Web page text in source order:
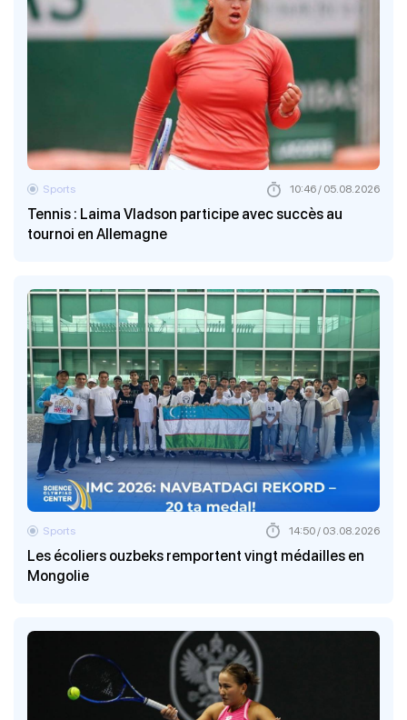
Tennis : Laima Vladson participe avec succès au
tournoi en Allemagne
Sports 10:46 / 05.08.2026
Les écoliers ouzbeks remportent vingt médailles en
Mongolie
Sports 14:50 / 03.08.2026